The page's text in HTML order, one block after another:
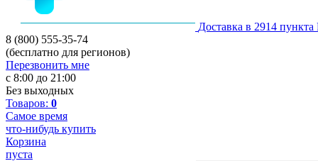
Доставка в 2914
8 (800) 555-35-74
(бесплатно для регионов)
Перезвонить мне
с 8:00 до 21:00
Без выходных
Товаров: 0
Самое время
что-нибудь купить
Корзина
пуста